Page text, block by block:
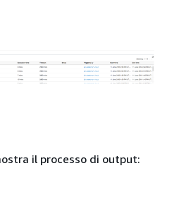
il processo di output: